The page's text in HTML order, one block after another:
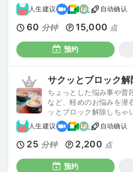
人生建议 自动确认
60 分钟 15,000 点
预约
サクッとブロック解
ちょっとした悩み事や普
など、軽めのお悩みを潜
ッとブロック解除しちゃ
人生建议 自动确认
25 分钟 2,200 点
预约